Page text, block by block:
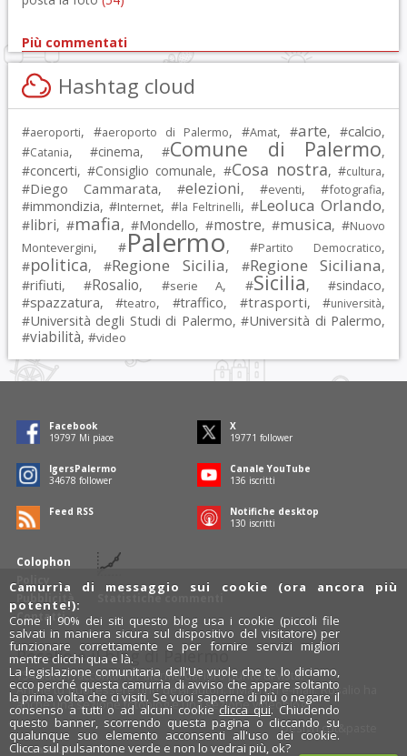
Più commentati
Hashtag cloud
#aeroporti, #aeroporto di Palermo, #Amat, #arte, #calcio,
#Catania, #cinema, #Comune di Palermo,
#concerti, #Consiglio comunale, #Cosa nostra, #cultura,
#Diego Cammarata, #elezioni, #eventi, #fotografia,
#immondizia, #Internet, #la Feltrinelli, #Leoluca Orlando,
#libri, #mafia, #Mondello, #mostre, #musica, #Nuovo
Montevergini, #Palermo, #Partito Democratico,
#politica, #Regione Sicilia, #Regione Siciliana,
#rifiuti, #Rosalio, #serie A, #Sicilia, #sindaco,
#spazzatura, #teatro, #traffico, #trasporti, #università,
#Università degli Studi di Palermo, #Università di Palermo,
#viabilità, #video
Colophon
Policy
Pubblicità
Contatti
Statistiche commenti
Facebook
19797 Mi piace
X
19771 follower
IgersPalermo
34678 follower
Canale YouTube
136 iscritti
Feed RSS
Notifiche desktop
130 iscritti
Rosalio è il blog di Palermo
754 autoriraccontano Palermo dal loro punto di vista.
Anche tu puoi essere uno degli autori: inviaci un' e-mail. Rosalio ha
anche una sezionefotobloge una sezionevideoblog.
Designcut&paste
Rosalio.it
Camurrìa di messaggio sui cookie (ora ancora più
potente!):
Come il 90% dei siti questo blog usa i cookie (piccoli file
salvati in maniera sicura sul dispositivo del visitatore) per
funzionare correttamente e per fornire servizi migliori
mentre clicchi qua e là.
La legislazione comunitaria dell'Ue vuole che te lo diciamo,
ecco perché questa camurrìa di avviso che appare soltanto
la prima volta che ci visiti. Se vuoi saperne di più o negare il
consenso a tutti o ad alcuni cookie clicca qui. Chiudendo
questo banner, scorrendo questa pagina o cliccando su
qualunque suo elemento acconsenti all'uso dei cookie.
Clicca sul pulsantone verde e non lo vedrai più, ok?